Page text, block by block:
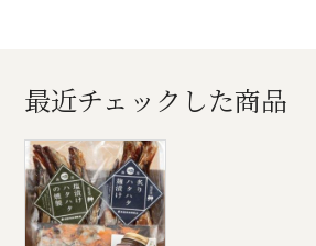
最近チェックした商品